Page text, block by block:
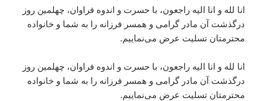
انا لله و انا الیه راجعون، با حسرت و اندوه فراوان، چهلمین روز
درگذشت آن مادر گرامی و همسر فرزانه را به شما و خانواده
محترمتان تسلیت عرض می‌نماییم.
انا لله و انا الیه راجعون، با حسرت و اندوه فراوان، چهلمین روز
درگذشت آن مادر گرامی و همسر فرزانه را به شما و خانواده
محترمتان تسلیت عرض می‌نماییم.